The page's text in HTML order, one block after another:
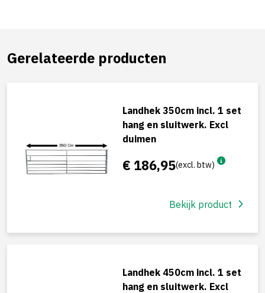
Gerelateerde producten
Landhek 350cm incl. 1 set
hang en sluitwerk. Excl
duimen
€ 186,95(excl. btw)
Bekijk product
Landhek 450cm incl. 1 set
hang en sluitwerk. Excl